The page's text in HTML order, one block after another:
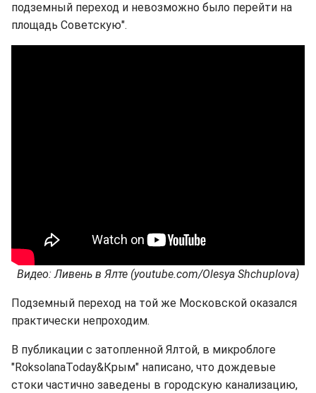
подземный переход и невозможно было перейти на
площадь Советскую".
Видео: Ливень в Ялте (youtube.com/Olesya Shchuplova)
Подземный переход на той же Московской оказался
практически непроходим.
В публикации с затопленной Ялтой, в микроблоге
"RoksolanaToday&Крым" написано, что дождевые
стоки частично заведены в городскую канализацию,